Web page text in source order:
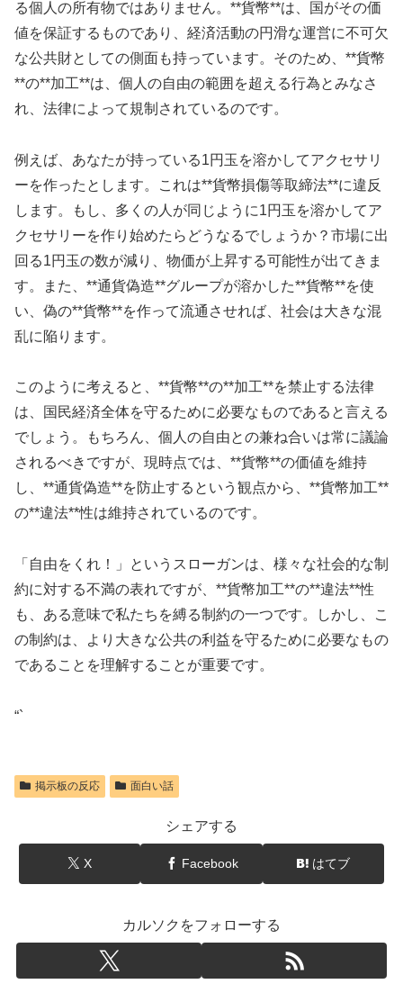
る個人の所有物ではありません。**貨幣**は、国がその価
値を保証するものであり、経済活動の円滑な運営に不可欠
な公共財としての側面も持っています。そのため、**貨幣
**の**加工**は、個人の自由の範囲を超える行為とみなさ
れ、法律によって規制されているのです。
例えば、あなたが持っている1円玉を溶かしてアクセサリ
ーを作ったとします。これは**貨幣損傷等取締法**に違反
します。もし、多くの人が同じように1円玉を溶かしてア
クセサリーを作り始めたらどうなるでしょうか？市場に出
回る1円玉の数が減り、物価が上昇する可能性が出てきま
す。また、**通貨偽造**グループが溶かした**貨幣**を使
い、偽の**貨幣**を作って流通させれば、社会は大きな混
乱に陥ります。
このように考えると、**貨幣**の**加工**を禁止する法律
は、国民経済全体を守るために必要なものであると言える
でしょう。もちろん、個人の自由との兼ね合いは常に議論
されるべきですが、現時点では、**貨幣**の価値を維持
し、**通貨偽造**を防止するという観点から、**貨幣加工**
の**違法**性は維持されているのです。
「自由をくれ！」というスローガンは、様々な社会的な制
約に対する不満の表れですが、**貨幣加工**の**違法**性
も、ある意味で私たちを縛る制約の一つです。しかし、こ
の制約は、より大きな公共の利益を守るために必要なもの
であることを理解することが重要です。
“`
掲示板の反応 面白い話
シェアする
X Facebook はてブ
カルソクをフォローする